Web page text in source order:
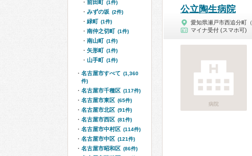
公立陶生病院
愛知県瀬戸市西追分町（
マイナ受付 (スマホ可)
病院
前田町 (1件)
みずの坂 (2件)
緑町 (1件)
南仲之切町 (1件)
南山町 (1件)
矢形町 (1件)
山手町 (1件)
名古屋市すべて (1,360
件)
名古屋市千種区 (117件)
名古屋市東区 (65件)
名古屋市北区 (91件)
名古屋市西区 (81件)
名古屋市中村区 (114件)
名古屋市中区 (121件)
名古屋市昭和区 (86件)